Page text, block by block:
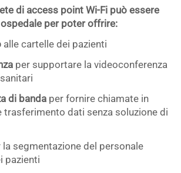
di access point Wi-Fi può essere
per poter offrire:
alle cartelle dei pazienti
per supportare la videoconferenza
di banda per fornire chiamate in
trasferimento dati senza soluzione di
la segmentazione del personale
pazienti